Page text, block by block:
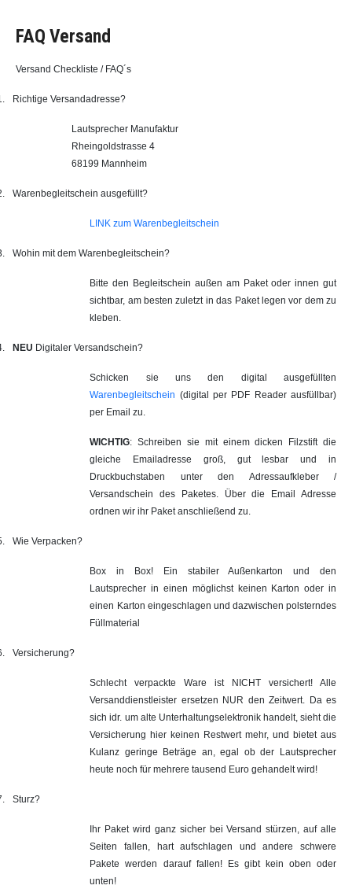
FAQ Versand
Versand Checkliste / FAQ´s
Richtige Versandadresse?
Lautsprecher Manufaktur
Rheingoldstrasse 4
68199 Mannheim
Warenbegleitschein ausgefüllt?
LINK zum Warenbegleitschein
Wohin mit dem Warenbegleitschein?
Bitte den Begleitschein außen am Paket oder innen gut
sichtbar, am besten zuletzt in das Paket legen vor dem zu
kleben.
NEU Digitaler Versandschein?
Schicken sie uns den digital ausgefüllten
Warenbegleitschein (digital per PDF Reader ausfüllbar)
per Email zu.
WICHTIG: Schreiben sie mit einem dicken Filzstift die
gleiche Emailadresse groß, gut lesbar und in
Druckbuchstaben unter den Adressaufkleber /
Versandschein des Paketes. Über die Email Adresse
ordnen wir ihr Paket anschließend zu.
Wie Verpacken?
Box in Box! Ein stabiler Außenkarton und den
Lautsprecher in einen möglichst keinen Karton oder in
einen Karton eingeschlagen und dazwischen polsterndes
Füllmaterial
Versicherung?
Schlecht verpackte Ware ist NICHT versichert! Alle
Versanddienstleister ersetzen NUR den Zeitwert. Da es
sich idr. um alte Unterhaltungselektronik handelt, sieht die
Versicherung hier keinen Restwert mehr, und bietet aus
Kulanz geringe Beträge an, egal ob der Lautsprecher
heute noch für mehrere tausend Euro gehandelt wird!
Sturz?
Ihr Paket wird ganz sicher bei Versand stürzen, auf alle
Seiten fallen, hart aufschlagen und andere schwere
Pakete werden darauf fallen! Es gibt kein oben oder
unten!